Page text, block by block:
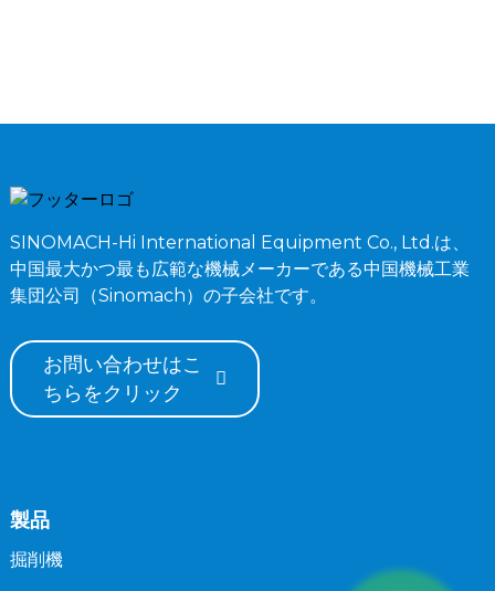
SINOMACH-Hi International Equipment Co., Ltd.は、
中国最大かつ最も広範な機械メーカーである中国機械工業
集団公司（Sinomach）の子会社です。
お問い合わせはこ
ちらをクリック
製品
掘削機